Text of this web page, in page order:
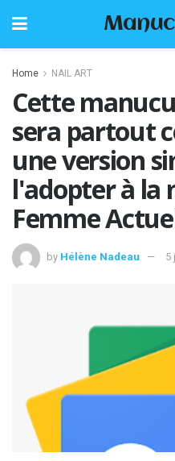
Home NAIL ART
Cette
sera partout
une version
l'adopter à la
Femme
by Hélène Nadeau 5